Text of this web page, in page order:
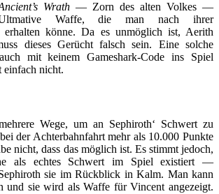
Wrath — Zorn des alten Volkes —
Waffe, die man nach ihrer
erhalten könne. Da es unmöglich ist, Aerith
dieses Gerücht falsch sein. Eine solche
mit keinem Gameshark-Code ins Spiel
einfach nicht.
Wege, um an Sephiroth‘ Schwert zu
der Achterbahnfahrt mehr als 10.000 Punkte
nicht, dass das möglich ist. Es stimmt jedoch,
als echtes Schwert im Spiel existiert —
sie im Rückblick in Kalm. Man kann
und sie wird als Waffe für Vincent angezeigt.